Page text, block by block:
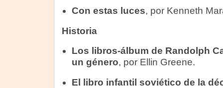
Con estas luces, por Kenneth
Historia
Los libros-álbum de Randolph
un género, por Ellin Greene.
El libro infantil soviético de la